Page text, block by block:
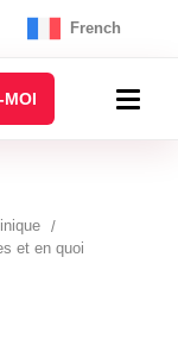
French
MOI
et en quoi